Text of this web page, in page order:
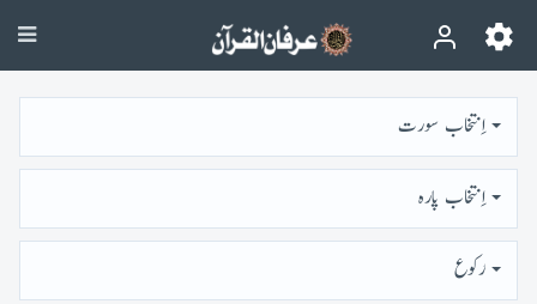
اِنتخاب سورت
اِنتخاب پارہ
رُكوع